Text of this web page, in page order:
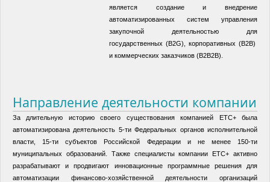
является создание и внедрение
автоматизированных систем управления
закупочной деятельностью для
государственных (B2G), корпоративных (B2B)
и коммерческих заказчиков (B2B2B).
Направление деятельности компании
За длительную историю своего существования компанией ЕТС+ была
автоматизирована деятельность 5-ти Федеральных органов исполнительной
власти, 15-ти субъектов Российской Федерации и не менее 150-ти
муниципальных образований. Также специалисты компании ЕТС+ активно
разрабатывают и продвигают инновационные программные решения для
автоматизации финансово-хозяйственной деятельности организаций